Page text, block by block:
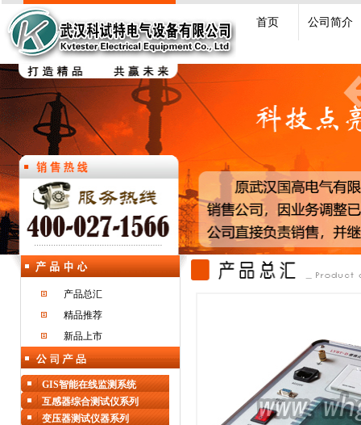
首页 公司简介
产品总汇
精品推荐
新品上市
GIS智能在线监测系统
互感器综合测试仪系列
变压器测试仪器系列